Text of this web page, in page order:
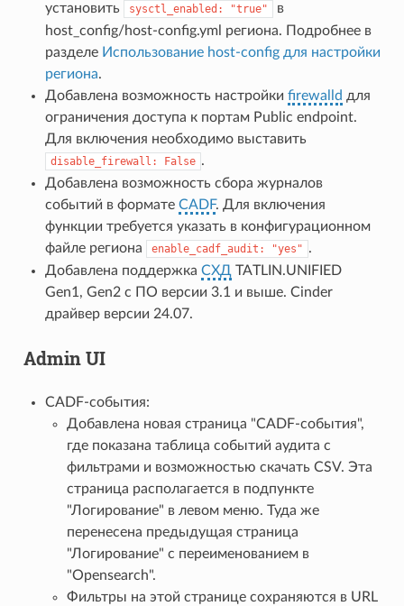
установить
sysctl_enabled: "true"
в
host_config/host-config.yml региона. Подробнее в
разделе Использование host-config для настройки
региона.
Добавлена возможность настройки firewalld для
ограничения доступа к портам Public endpoint.
Для включения необходимо выставить
disable_firewall: False .
Добавлена возможность сбора журналов
событий в формате CADF. Для включения
функции требуется указать в конфигурационном
файле региона
enable_cadf_audit: "yes" .
Добавлена поддержка СХДTATLIN.UNIFIED
Gen1, Gen2 с ПО версии 3.1 и выше. Cinder
драйвер версии 24.07.
Admin UI
CADF-события:
Добавлена новая страница "CADF-события",
где показана таблица событий аудита с
фильтрами и возможностью скачать CSV. Эта
страница располагается в подпункте
"Логирование" в левом меню. Туда же
перенесена предыдущая страница
"Логирование" с переименованием в
"Opensearch".
Фильтры на этой странице сохраняются в URL